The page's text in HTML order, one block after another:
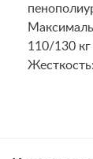
110/130 кг